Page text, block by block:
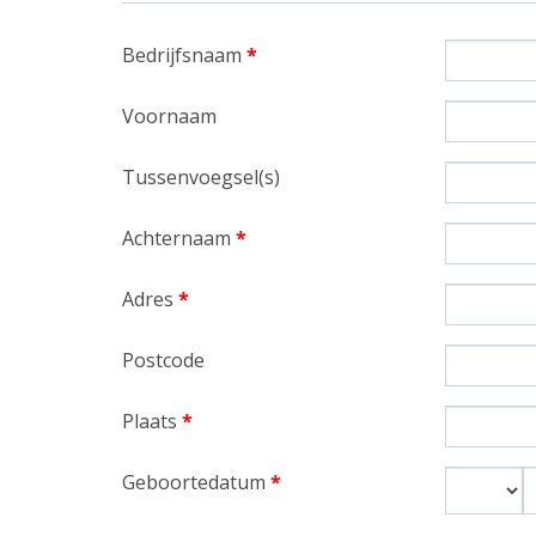
Bedrijfsnaam *
Voornaam
Tussenvoegsel(s)
Achternaam *
Adres *
Postcode
Plaats *
Geboortedatum *